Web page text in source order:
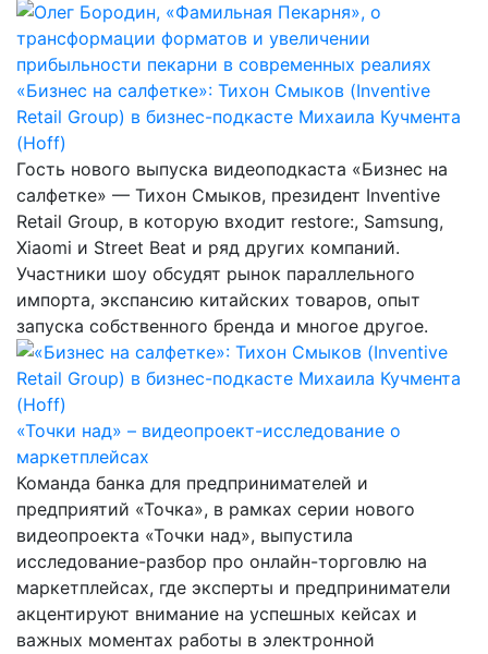
«Бизнес на салфетке»: Тихон Смыков (Inventive
Retail Group) в бизнес-подкасте Михаила Кучмента
(Hoff)
Гость нового выпуска видеоподкаста «Бизнес на
салфетке» — Тихон Смыков, президент Inventive
Retail Group, в которую входит restore:, Samsung,
Xiaomi и Street Beat и ряд других компаний.
Участники шоу обсудят рынок параллельного
импорта, экспансию китайских товаров, опыт
запуска собственного бренда и многое другое.
«Точки над» – видеопроект-исследование о
маркетплейсах
Команда банка для предпринимателей и
предприятий «Точка», в рамках серии нового
видеопроекта «Точки над», выпустила
исследование-разбор про онлайн-торговлю на
маркетплейсах, где эксперты и предприниматели
акцентируют внимание на успешных кейсах и
важных моментах работы в электронной